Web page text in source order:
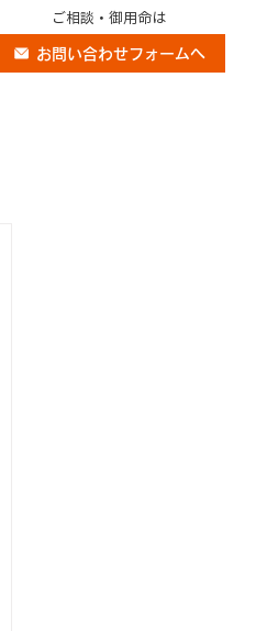
ご相談・御用命は
お問い合わせフォームへ